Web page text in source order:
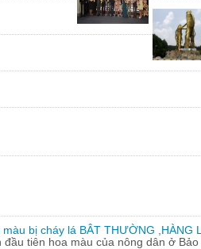
bị cháy lá BÂT THƯỜNG
đầu tiên hoa màu của nông dân ở